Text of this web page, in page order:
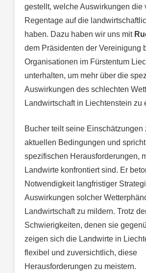
gestellt, welche Auswirkungen die
Regentage auf die
haben. Dazu haben wir uns mit
dem Präsidenten der Vereinigung
Organisationen im Fürstentum
unterhalten, um mehr über die
Auswirkungen des schlechten
Landwirtschaft in Liechtenstein zu
Bucher teilt seine Einschätzungen
aktuellen Bedingungen und
spezifischen Herausforderungen,
Landwirte konfrontiert sind. Er
Notwendigkeit langfristiger
Auswirkungen solcher
Landwirtschaft zu mildern. Trotz
Schwierigkeiten, denen sie
zeigen sich die Landwirte in
flexibel und zuversichtlich, diese
Herausforderungen zu meistern.